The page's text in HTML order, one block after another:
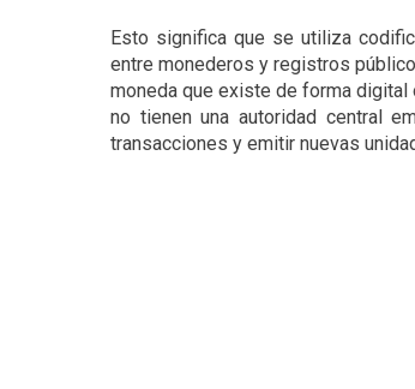
Esto significa que se utiliza
entre monederos y registros
moneda que existe de forma
no tienen una autoridad central
transacciones y emitir nuevas